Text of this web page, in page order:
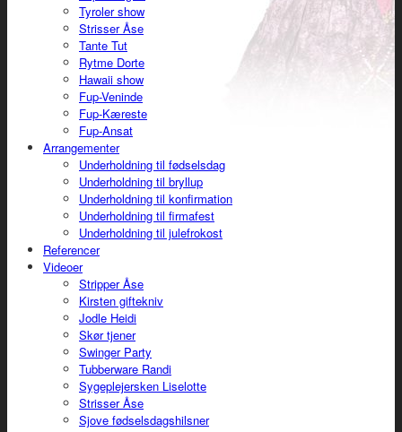
Tyroler show
Strisser Åse
Tante Tut
Rytme Dorte
Hawaii show
Fup-Veninde
Fup-Kæreste
Fup-Ansat
Arrangementer
Underholdning til fødselsdag
Underholdning til bryllup
Underholdning til konfirmation
Underholdning til firmafest
Underholdning til julefrokost
Referencer
Videoer
Stripper Åse
Kirsten giftekniv
Jodle Heidi
Skør tjener
Swinger Party
Tubberware Randi
Sygeplejersken Liselotte
Strisser Åse
Sjove fødselsdagshilsner